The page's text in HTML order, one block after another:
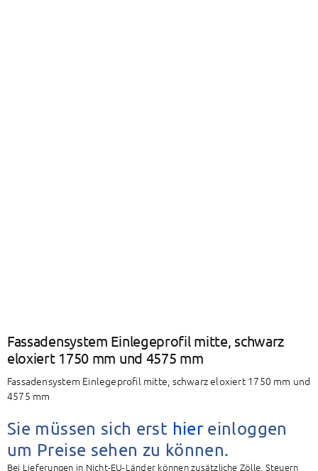
Fassadensystem Einlegeprofil mitte, schwarz
eloxiert 1750 mm und 4575 mm
Fassadensystem Einlegeprofil mitte, schwarz eloxiert 1750 mm und
4575 mm
Sie müssen sich erst hier einloggen
um Preise sehen zu können.
Bei Lieferungen in Nicht-EU-Länder können zusätzliche Zölle, Steuern